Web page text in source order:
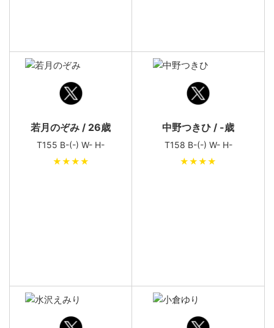
若月のぞみ / 26歳
T155 B-(-) W- H-
★★★★
中野つきひ / -歳
T158 B-(-) W- H-
★★★★